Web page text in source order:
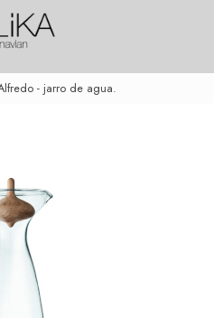
- jarro de agua.